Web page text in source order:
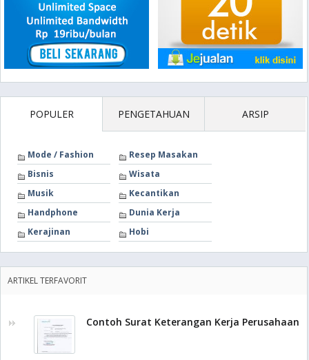
POPULER PENGETAHUAN ARSIP
Mode / Fashion
Resep Masakan
Bisnis
Wisata
Musik
Kecantikan
Handphone
Dunia Kerja
Kerajinan
Hobi
ARTIKEL TERFAVORIT
Contoh Surat Keterangan Kerja Perusahaan